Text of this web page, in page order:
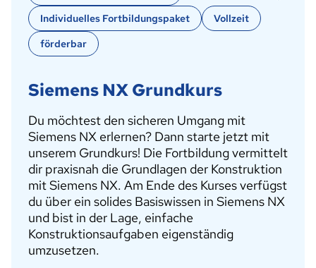
Individuelles Fortbildungspaket
Vollzeit
förderbar
Siemens NX Grundkurs
Du möchtest den sicheren Umgang mit
Siemens NX erlernen? Dann starte jetzt mit
unserem Grundkurs! Die Fortbildung vermittelt
dir praxisnah die Grundlagen der Konstruktion
mit Siemens NX. Am Ende des Kurses verfügst
du über ein solides Basiswissen in Siemens NX
und bist in der Lage, einfache
Konstruktionsaufgaben eigenständig
umzusetzen.